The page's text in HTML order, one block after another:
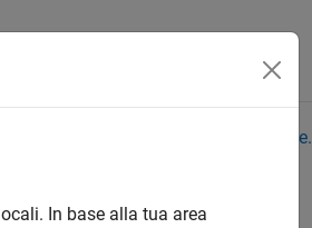
vedere l'ultima versione in inglese.
In base alla tua area